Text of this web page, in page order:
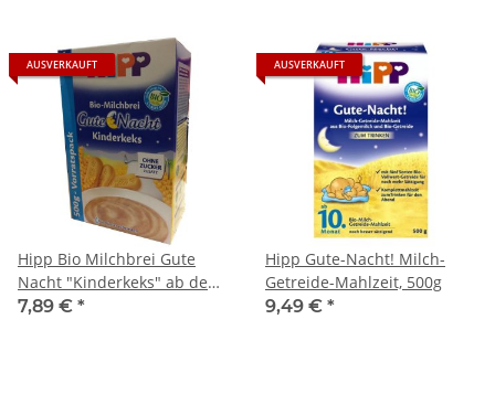
AUSVERKAUFT
Hipp Bio Milchbrei Gute
Nacht "Kinderkeks" ab dem
6. Monat (500g Packung)
7,89 € *
AUSVERKAUFT
Hipp Gute-Nacht! Milch-
Getreide-Mahlzeit, 500g
9,49 € *